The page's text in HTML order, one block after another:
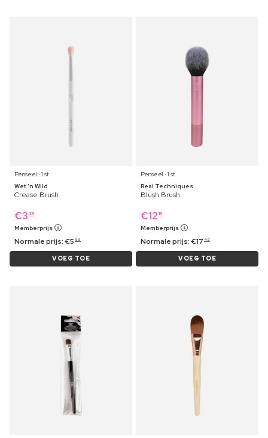
Penseel ⋅ 1 st
Wet 'n Wild
Crease Brush
€3 29
Memberprijs
Normale prijs:€5 99
VOEG TOE
Penseel ⋅ 1 st
Real Techniques
Blush Brush
€12 19
Memberprijs
Normale prijs:€17 49
VOEG TOE